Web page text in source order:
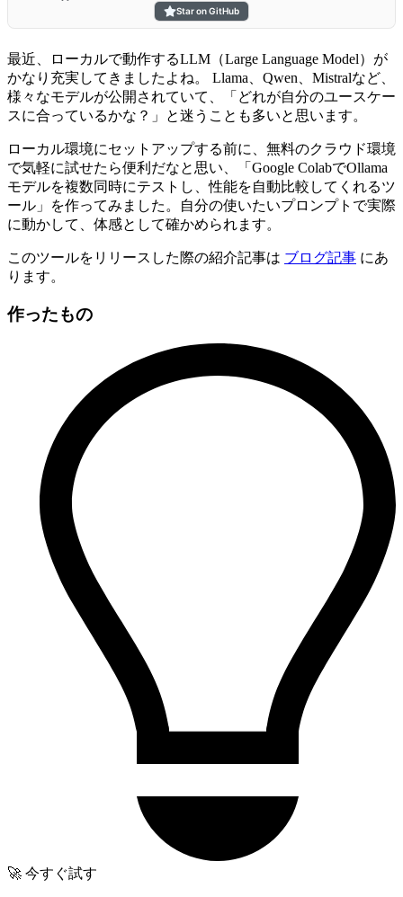
Star on GitHub
最近、ローカルで動作するLLM（Large Language Model）が
かなり充実してきましたよね。 Llama、Qwen、Mistralなど、
様々なモデルが公開されていて、「どれが自分のユースケー
スに合っているかな？」と迷うことも多いと思います。
ローカル環境にセットアップする前に、無料のクラウド環境
で気軽に試せたら便利だなと思い、「Google ColabでOllama
モデルを複数同時にテストし、性能を自動比較してくれるツ
ール」を作ってみました。自分の使いたいプロンプトで実際
に動かして、体感として確かめられます。
このツールをリリースした際の紹介記事は ブログ記事 にあ
ります。
作ったもの
🚀 今すぐ試す